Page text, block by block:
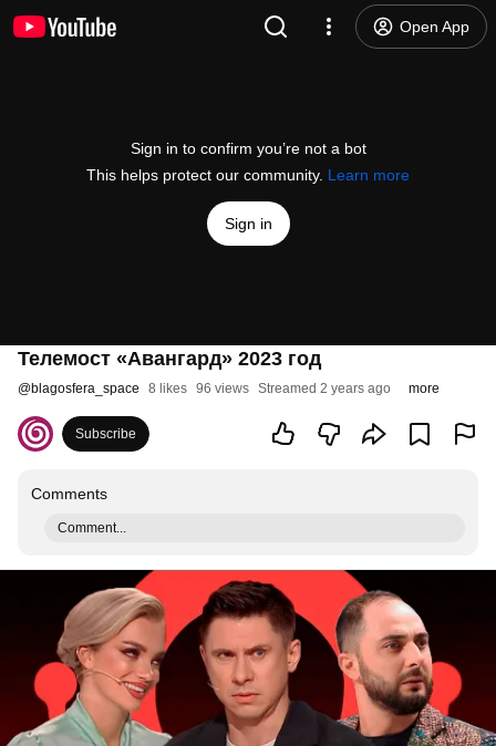
Open App
Sign in to confirm you’re not a bot
This helps protect our community. Learn more
Sign in
Телемост «Авангард» 2023 год
@blagosfera_space 8 likes 96 views Streamed 2 years ago more
Subscribe
Comments
Comment...